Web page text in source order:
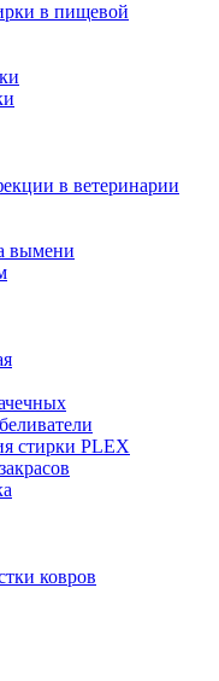
в пищевой
в ветеринарии
вымени
стирки PLEX
ковров